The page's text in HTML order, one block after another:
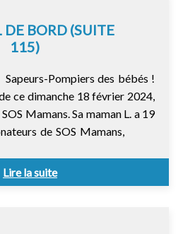
BORD (SUITE
115)
des bébés !
ce dimanche 18 février 2024,
Mamans. Sa maman L. a 19
de SOS Mamans,
Lire la suite